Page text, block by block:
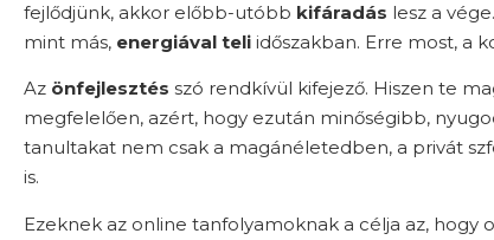
fejlődjünk, akkor előbb-utóbb kifáradás lesz a
mint más, energiával teli időszakban. Erre most, a
Az önfejlesztés szó rendkívül kifejező. Hiszen te
megfelelően, azért, hogy ezután minőségibb,
tanultakat nem csak a magánéletedben, a privát
is.
Ezeknek az online tanfolyamoknak a célja az,